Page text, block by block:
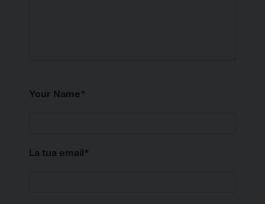
Your Name*
La tua email*